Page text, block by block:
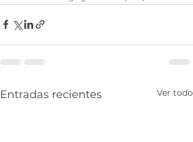
Entradas recientes Ver todo